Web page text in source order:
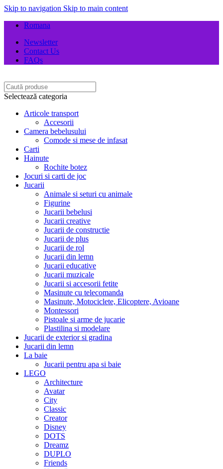
Skip to navigation Skip to main content
Romana
Newsletter
Contact Us
FAQs
Selectează categoria
Articole transport
Accesorii
Camera bebelusului
Comode si mese de infasat
Carti
Hainute
Rochite botez
Jocuri si carti de joc
Jucarii
Animale si seturi cu animale
Figurine
Jucarii bebelusi
Jucarii creative
Jucarii de constructie
Jucarii de plus
Jucarii de rol
Jucarii din lemn
Jucarii educative
Jucarii muzicale
Jucarii si accesorii fetite
Masinute cu telecomanda
Masinute, Motociclete, Elicoptere, Avioane
Montessori
Pistoale si arme de jucarie
Plastilina si modelare
Jucarii de exterior si gradina
Jucarii din lemn
La baie
Jucarii pentru apa si baie
LEGO
Architecture
Avatar
City
Classic
Creator
Disney
DOTS
Dreamz
DUPLO
Friends